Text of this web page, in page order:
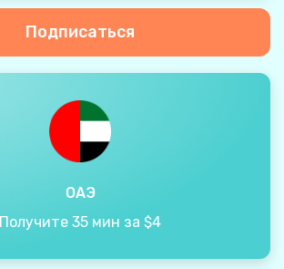
Подписаться
ОАЭ
Получите 35 мин за $4